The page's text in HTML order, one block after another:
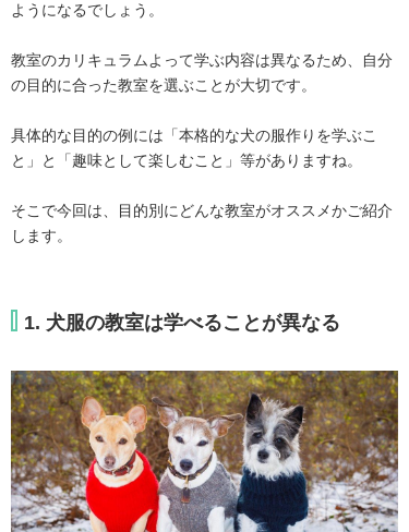
ようになるでしょう。
教室のカリキュラムよって学ぶ内容は異なるため、自分
の目的に合った教室を選ぶことが大切です。
具体的な目的の例には「本格的な犬の服作りを学ぶこ
と」と「趣味として楽しむこと」等がありますね。
そこで今回は、目的別にどんな教室がオススメかご紹介
します。
1. 犬服の教室は学べることが異なる